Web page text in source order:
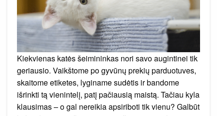
Kiekvienas katės šeimininkas nori savo augintinei tik
geriausio. Vaikštome po gyvūnų prekių parduotuves,
skaitome etiketes, lyginame sudėtis ir bandome
išrinkti tą vienintelį, patį pačiausią maistą. Tačiau kyla
klausimas – o gal nereikia apsiriboti tik vienu? Galbūt